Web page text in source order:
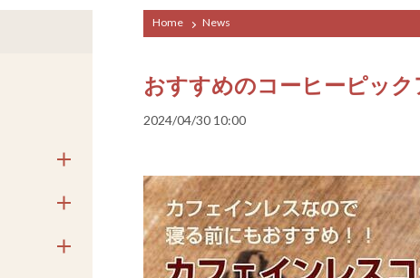
Home News
おすすめのコーヒーピック
2024/04/30 10:00